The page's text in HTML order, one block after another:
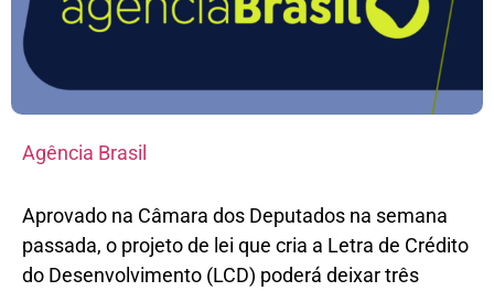
Agência Brasil
Aprovado na Câmara dos Deputados na semana
passada, o projeto de lei que cria a Letra de Crédito
do Desenvolvimento (LCD) poderá deixar três